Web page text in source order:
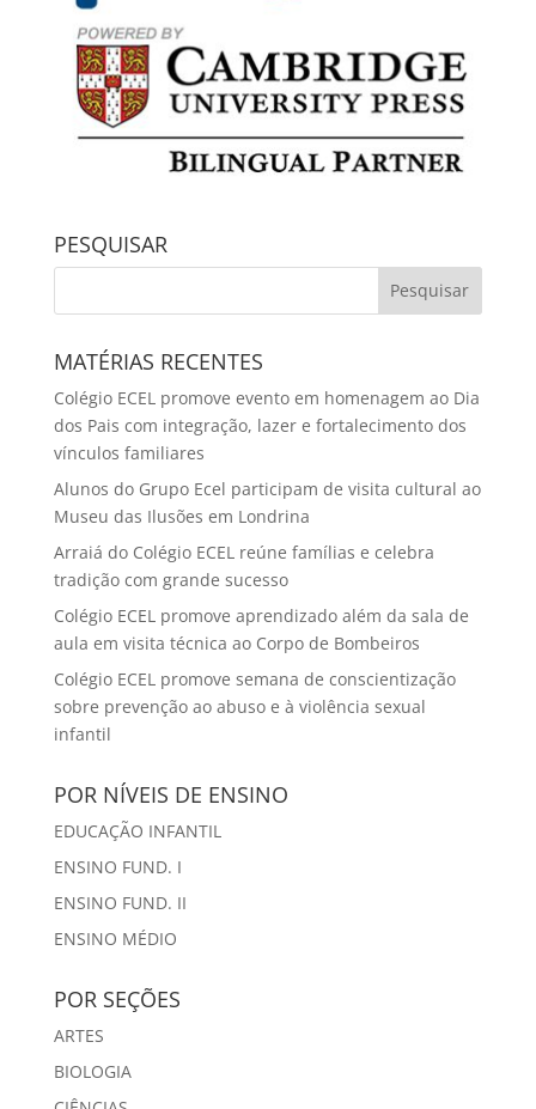
PESQUISAR
MATÉRIAS RECENTES
Colégio ECEL promove evento em homenagem ao Dia
dos Pais com integração, lazer e fortalecimento dos
vínculos familiares
Alunos do Grupo Ecel participam de visita cultural ao
Museu das Ilusões em Londrina
Arraiá do Colégio ECEL reúne famílias e celebra
tradição com grande sucesso
Colégio ECEL promove aprendizado além da sala de
aula em visita técnica ao Corpo de Bombeiros
Colégio ECEL promove semana de conscientização
sobre prevenção ao abuso e à violência sexual
infantil
POR NÍVEIS DE ENSINO
EDUCAÇÃO INFANTIL
ENSINO FUND. I
ENSINO FUND. II
ENSINO MÉDIO
POR SEÇÕES
ARTES
BIOLOGIA